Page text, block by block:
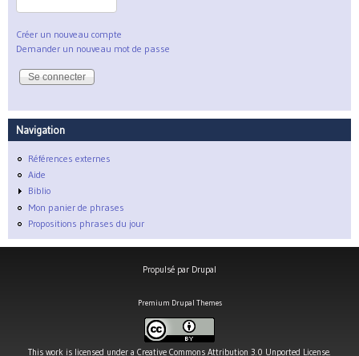
Créer un nouveau compte
Demander un nouveau mot de passe
Navigation
Références externes
Aide
Biblio
Mon panier de phrases
Propositions phrases du jour
Propulsé par Drupal
Premium Drupal Themes
This work is licensed under a Creative Commons Attribution 3.0 Unported License.